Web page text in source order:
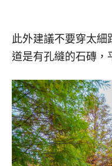
此外建議不要穿太細
道是有孔縫的石磚，